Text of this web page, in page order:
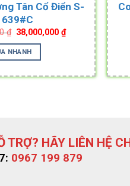
Tân Cổ Điển S-
₫ Original
price
was:
52,000,000 ₫.
38,000,000₫Current
price
38,000,000 ₫.
NHANH
TRỢ? HÃY LIÊN HỆ
0967 199 879